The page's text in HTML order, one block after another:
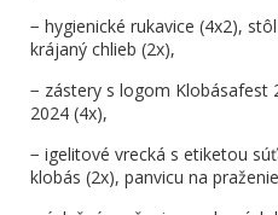
− hygienické rukavice (4x2),
krájaný chlieb (2x),
− zástery s logom Klobásafest
2024 (4x),
− igelitové vrecká s etiketou
klobás (2x), panvicu na